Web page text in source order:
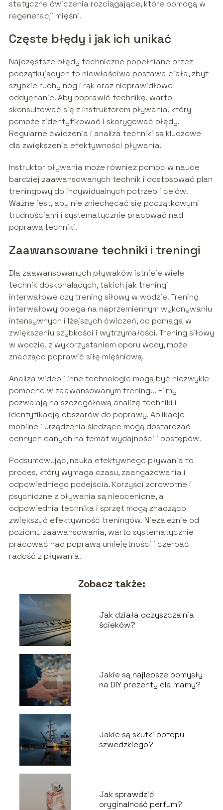
statyczne ćwiczenia rozciągające, które pomogą w
regeneracji mięśni.
Częste błędy i jak ich unikać
Najczęstsze błędy techniczne popełniane przez
początkujących to niewłaściwa postawa ciała, zbyt
szybkie ruchy nóg i rąk oraz nieprawidłowe
oddychanie. Aby poprawić technikę, warto
skonsultować się z instruktorem pływania, który
pomoże zidentyfikować i skorygować błędy.
Regularne ćwiczenia i analiza techniki są kluczowe
dla zwiększenia efektywności pływania.
Instruktor pływania może również pomóc w nauce
bardziej zaawansowanych technik i dostosować plan
treningowy do indywidualnych potrzeb i celów.
Ważne jest, aby nie zniechęcać się początkowymi
trudnościami i systematycznie pracować nad
poprawą techniki.
Zaawansowane techniki i treningi
Dla zaawansowanych pływaków istnieje wiele
technik doskonalących, takich jak treningi
interwałowe czy trening siłowy w wodzie. Trening
interwałowy polega na naprzemiennym wykonywaniu
intensywnych i lżejszych ćwiczeń, co pomaga w
zwiększeniu szybkości i wytrzymałości. Trening siłowy
w wodzie, z wykorzystaniem oporu wody, może
znacząco poprawić siłę mięśniową.
Analiza wideo i inne technologie mogą być niezwykle
pomocne w zaawansowanym treningu. Filmy
pozwalają na szczegółową analizę techniki i
identyfikację obszarów do poprawy. Aplikacje
mobilne i urządzenia śledzące mogą dostarczać
cennych danych na temat wydajności i postępów.
Podsumowując, nauka efektywnego pływania to
proces, który wymaga czasu, zaangażowania i
odpowiedniego podejścia. Korzyści zdrowotne i
psychiczne z pływania są nieocenione, a
odpowiednia technika i sprzęt mogą znacząco
zwiększyć efektywność treningów. Niezależnie od
poziomu zaawansowania, warto systematycznie
pracować nad poprawą umiejętności i czerpać
radość z pływania.
Zobacz także:
Jak działa oczyszczalnia
ścieków?
Jakie są najlepsze pomysły
na DIY prezenty dla mamy?
Jakie są skutki potopu
szwedzkiego?
Jak sprawdzić
oryginalność perfum?